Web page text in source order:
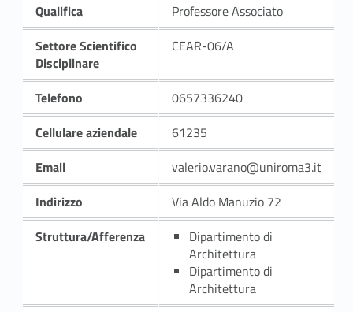
Qualifica
Professore Associato
Settore Scientifico
Disciplinare
CEAR-06/A
Telefono
0657336240
Cellulare aziendale
61235
Email
valerio.varano@uniroma3.it
Indirizzo
Via Aldo Manuzio 72
Struttura/Afferenza
Dipartimento di
Architettura
Dipartimento di
Architettura